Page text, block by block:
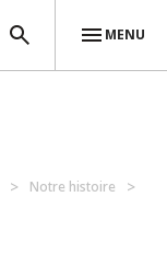
MENU
Notre histoire